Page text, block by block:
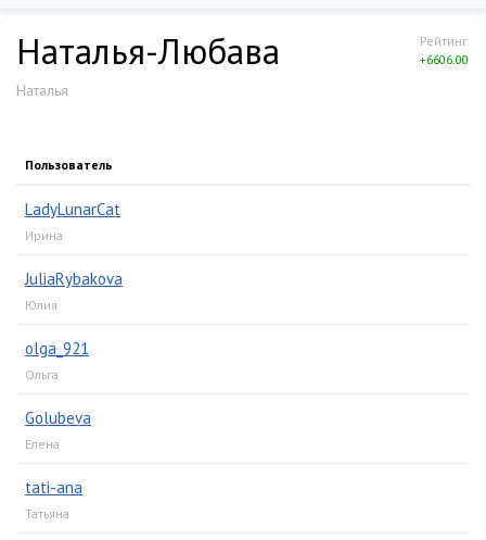
Рейтинг
+6606.00
Наталья-Любава
Наталья
Пользователь
LadyLunarCat
Ирина
JuliaRybakova
Юлия
olga_921
Ольга
Golubeva
Елена
tati-ana
Татьяна